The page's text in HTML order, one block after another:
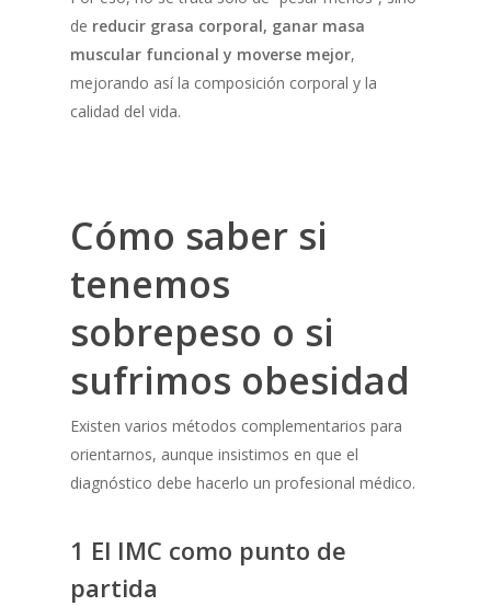
de reducir grasa corporal, ganar masa
muscular funcional y moverse mejor,
mejorando así la composición corporal y la
calidad del vida.
Cómo saber si
tenemos
sobrepeso o si
sufrimos obesidad
Existen varios métodos complementarios para
orientarnos, aunque insistimos en que el
diagnóstico debe hacerlo un profesional médico.
1 El IMC como punto de
partida